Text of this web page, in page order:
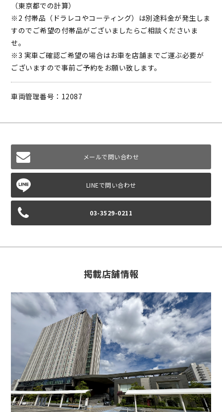
（東京都での計算）
※2 付帯品（ドラレコやコーティング）は別途料金が発生しま
すのでご希望の付帯品がございましたらご相談くださいま
せ。
※3 実車ご確認ご希望の場合はお車を店舗までご運ぶ必要が
ございますので事前ご予約をお願い致します。
車両管理番号：12087
メールで問い合わせ
03-3529-0211
掲載店舗情報